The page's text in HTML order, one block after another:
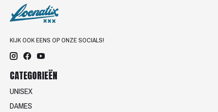
KIJK OOK EENS OP ONZE SOCIALS!
CATEGORIEËN
UNISEX
DAMES